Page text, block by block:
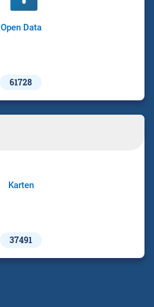
Open Data
61728
Karten
37491